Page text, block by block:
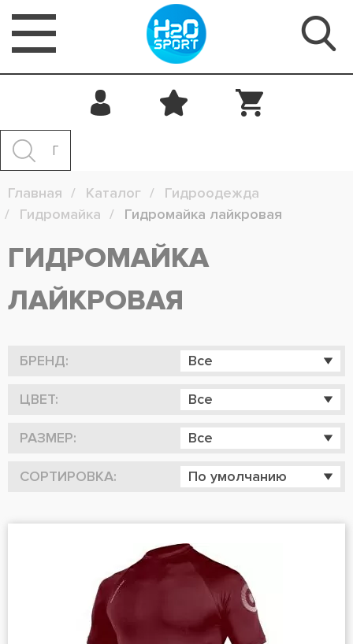
Главная Каталог
Гидроодежда
Гидромайка
Гидромайка лайкровая
ГИДРОМАЙКА
ЛАЙКРОВАЯ
БРЕНД: Все
ЦВЕТ: Все
РАЗМЕР: Все
СОРТИРОВКА: По умолчанию